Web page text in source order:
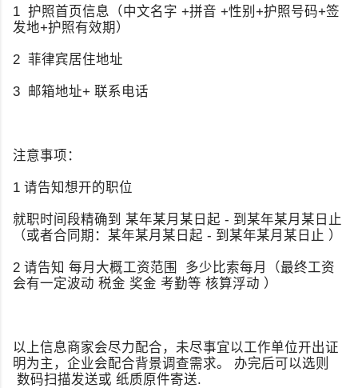
1 护照首页信息（中文名字 +拼音 +性别+护照号码+签
发地+护照有效期）
2 菲律宾居住地址
3 邮箱地址+ 联系电话
注意事项：
1 请告知想开的职位
就职时间段精确到 某年某月某日起 - 到某年某月某日止
（或者合同期：某年某月某日起 - 到某年某月某日止 ）
2 请告知 每月大概工资范围 多少比索每月（最终工资
会有一定波动 税金 奖金 考勤等 核算浮动 ）
以上信息商家会尽力配合，未尽事宜以工作单位开出证
明为主，企业会配合背景调查需求。 办完后可以选则
数码扫描发送或 纸质原件寄送.